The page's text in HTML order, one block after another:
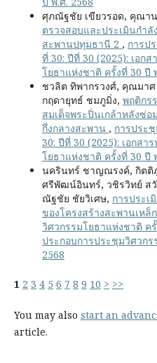
ศุภณัฐชัย เขียวรอด, คุณา
ตรวจสอบและประเมินกำ
สะพานปทุมธานี 2 , การป
ที่ 30: ปีที่ 30 (2025): เอก
โยธาแห่งชาติ ครั้งที่ 30 ปี
ชวลิต ทิพากรวงศ์, คุณมา
กฤดายุทธ์ ชมภูมิ่ง, พฤติกร
สมเด็จพระปิ่นเกล้าหลังซ่
กึ่งกลางสะพาน , การประ
30: ปีที่ 30 (2025): เอกสา
โยธาแห่งชาติ ครั้งที่ 30 ปี
นครินทร์ ชาญณรงค์, กิตติ
ศรีพัฒน์อินทร์, วชิรวิทย์
ณัฐชัย ชัยวิเศษ, การประ
ของโครงสร้างสะพานเห
วิศวกรรมโยธาแห่งชาติ ค
ประกอบการประชุมวิศวก
2568
1 2 3 4 5 6 7 8 9 10 > >>
You may also start an
article.